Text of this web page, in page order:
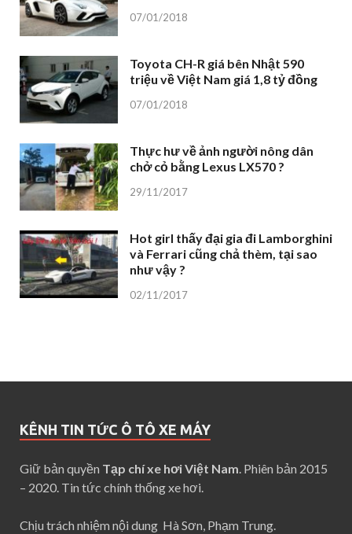
07/01/2018
Toyota CH-R giá bên Nhật 590
triệu về Việt Nam giá 1,8 tỷ đồng
07/01/2018
Thực hư về ảnh người nông dân
chở cỏ bằng Lexus LX570 ?
29/11/2017
Hot girl thấy đại gia đi Lamborghini
và Ferrari cũng chả thèm, tại sao
như vậy ?
02/11/2017
KÊNH TIN TỨC Ô TÔ XE MÁY
Giữ bản quyền Tạp chí xe hơi Việt Nam. Phiên bản 2015
– 2020. Tin tức chính thống xe hơi.
Chịu trách nhiệm nội dung Hà Sơn, Phạm Trung.